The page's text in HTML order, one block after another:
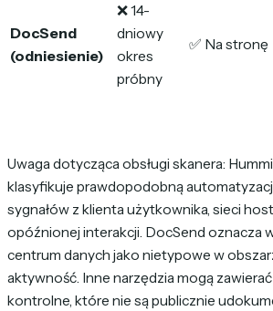
DocSend
(odniesienie)
❌ 14-
dniowy
okres
próbny
✅ Na stronę
Uwaga dotycząca obsługi skanera:
klasyfikuje prawdopodobną
sygnałów z klienta użytkownika, sieci
opóźnionej interakcji. DocSend oznacza
centrum danych jako nietypowe w
aktywność. Inne narzędzia mogą
kontrolne, które nie są publicznie